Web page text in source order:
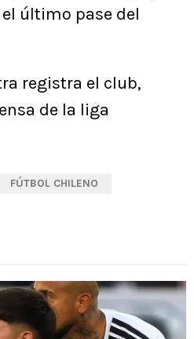
último pase del
registra el club,
de la liga
FÚTBOL CHILENO